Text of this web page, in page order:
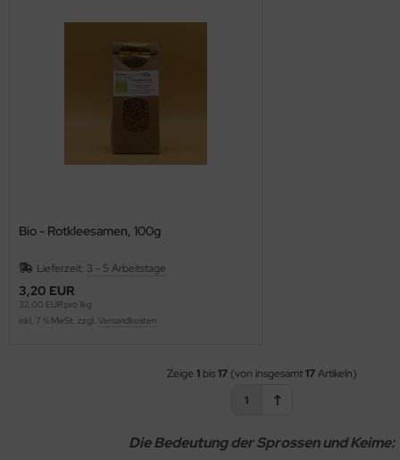
Bio - Rotkleesamen, 100g
Lieferzeit: 3 - 5 Arbeitstage
3,20 EUR
32,00 EUR pro 1kg
inkl. 7 % MwSt. zzgl. Versandkosten
Zeige 1bis17(von insgesamt17Artikeln)
1
Die Bedeutung der Sprossen und Keime: